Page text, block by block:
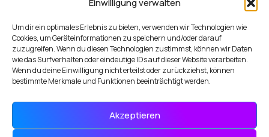
Einwilligung verwalten
Um dir ein optimales Erlebnis zu bieten, verwenden wir Technologien wie
Cookies, um Geräteinformationen zu speichern und/oder darauf
zuzugreifen. Wenn du diesen Technologien zustimmst, können wir Daten
wie das Surfverhalten oder eindeutige IDs auf dieser Website verarbeiten.
Wenn du deine Einwilligung nicht erteilst oder zurückziehst, können
bestimmte Merkmale und Funktionen beeinträchtigt werden.
Akzeptieren
Anfrage abschicken